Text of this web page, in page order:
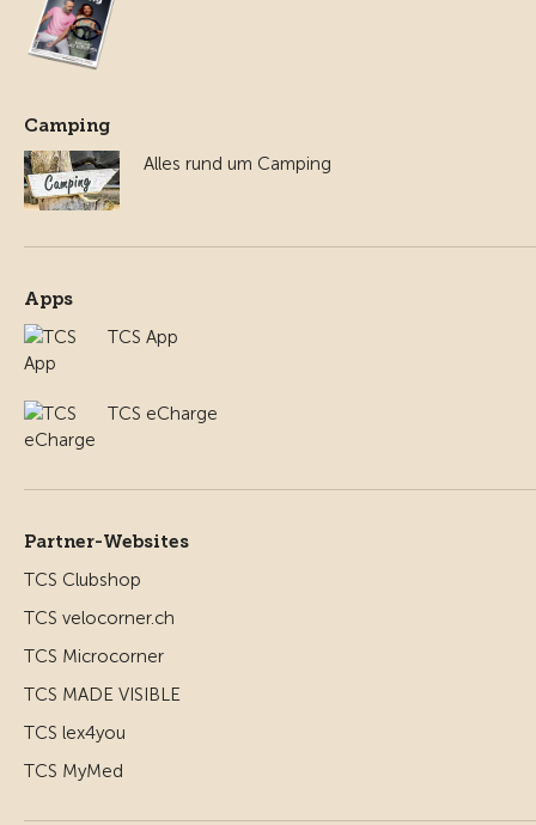
Camping
Alles rund um Camping
Apps
TCS App
TCS eCharge
Partner-Websites
TCS Clubshop
TCS velocorner.ch
TCS Microcorner
TCS MADE VISIBLE
TCS lex4you
TCS MyMed